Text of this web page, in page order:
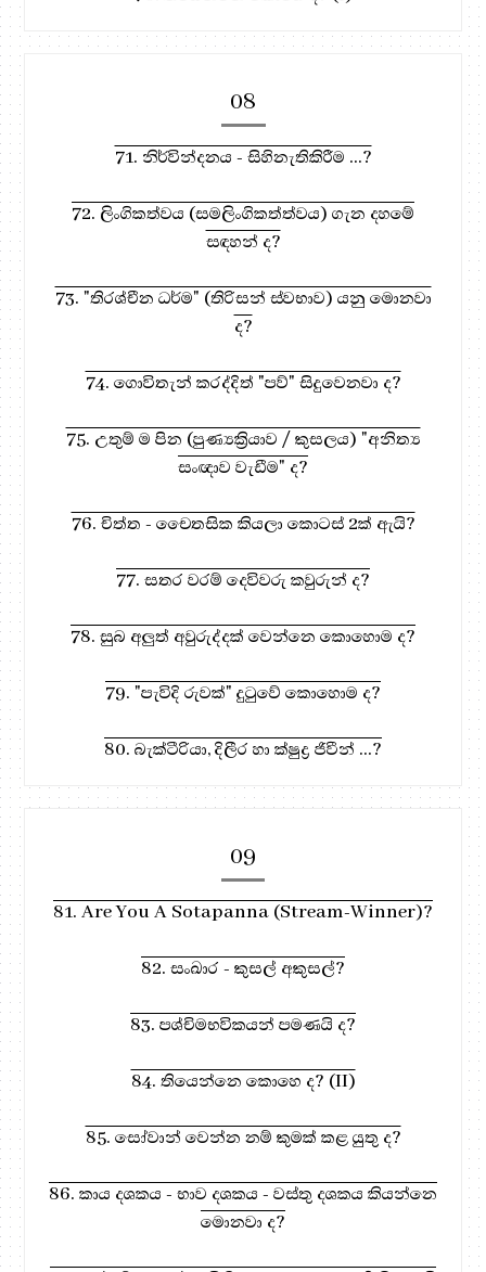
08
71. නිර්වින්දනය - සිහිනැතිකිරීම ...?
72. ලිංගිකත්වය (සමලිංගිකත්ත්වය) ගැන දහමේ
සඳහන් ද?
73. "තිරශ්චීන ධර්ම" (තිරිසන් ස්වභාව) යනු මොනවා
ද?
74. ගොවිතැන් කරද්දිත් "පව්" සිදුවෙනවා ද?
75. උතුම් ම පින (පුණ්‍යක්‍රියාව / කුසලය) "අනිත්‍ය
සංඥාව වැඩීම" ද?
76. චිත්ත - චෛතසික කියලා කොටස් 2ක් ඇයි?
77. සතර වරම් දෙවිවරු කවුරුන් ද?
78. සුබ අලුත් අවුරුද්දක් වෙන්නෙ කොහොම ද?
79. "පැවිදි රුවක්" දුටුවේ කොහොම ද?
80. බැක්ටීරියා, දිලීර හා ක්ෂුද්‍ර ජිවීන් ...?
09
81. Are You A Sotapanna (Stream-Winner)?
82. සංඛාර - කුසල් අකුසල්?
83. පශ්චිමභවිකයන් පමණයි ද?
84. තියෙන්නෙ කොහෙ ද? (II)
85. සෝවාන් වෙන්න නම් කුමක් කළ යුතු ද?
86. කාය දශකය - භාව දශකය - වස්තු දශකය කියන්නෙ
මොනවා ද?